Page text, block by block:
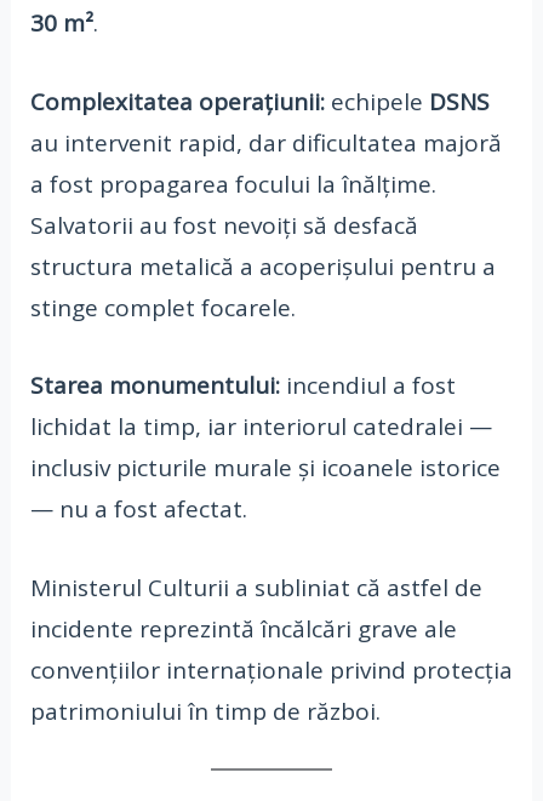
30 m².
Complexitatea operațiunii:echipele DSNS
au intervenit rapid, dar dificultatea majoră
a fost propagarea focului la înălțime.
Salvatorii au fost nevoiți să desfacă
structura metalică a acoperișului pentru a
stinge complet focarele.
Starea monumentului:incendiul a fost
lichidat la timp, iar interiorul catedralei —
inclusiv picturile murale și icoanele istorice
— nu a fost afectat.
Ministerul Culturii a subliniat că astfel de
incidente reprezintă încălcări grave ale
convențiilor internaționale privind protecția
patrimoniului în timp de război.